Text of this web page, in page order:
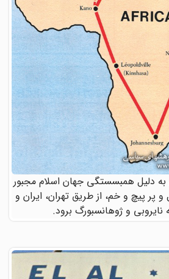
دلیل همبسستگی جهان اسلام مجبور
پر پیچ و خم، از طریق تهران، ایران و
و ژوهانسبورگ برود.